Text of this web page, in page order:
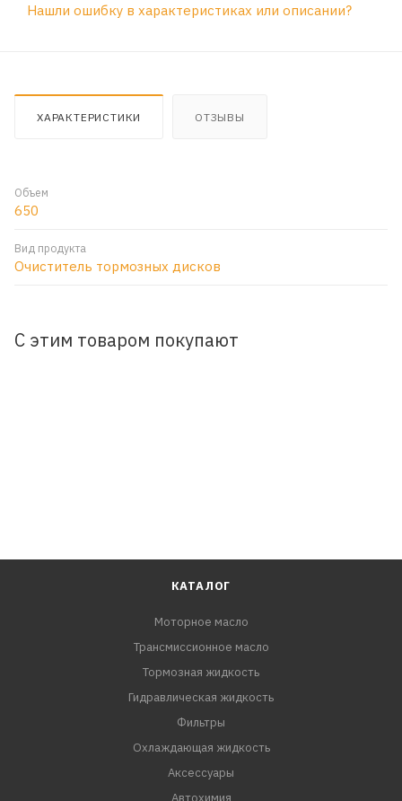
Нашли ошибку в характеристиках или описании?
ХАРАКТЕРИСТИКИ ОТЗЫВЫ
Объем
650
Вид продукта
Очиститель тормозных дисков
С этим товаром покупают
КАТАЛОГ
Моторное масло
Трансмиссионное масло
Тормозная жидкость
Гидравлическая жидкость
Фильтры
Охлаждающая жидкость
Аксессуары
Автохимия